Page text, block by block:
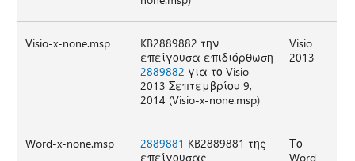
Visio-x-none.msp
KB2889882 την
επείγουσα επιδιόρθωση
2889882 για το Visio
2013 Σεπτεμβρίου 9,
2014 (Visio-x-none.msp)
Visio
2013
Word-x-none.msp 2889881 KB2889881 της
επείγουσας
Το
Word